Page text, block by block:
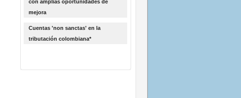
con amplias oportunidades de
mejora
Cuentas 'non sanctas' en la
tributación colombiana*